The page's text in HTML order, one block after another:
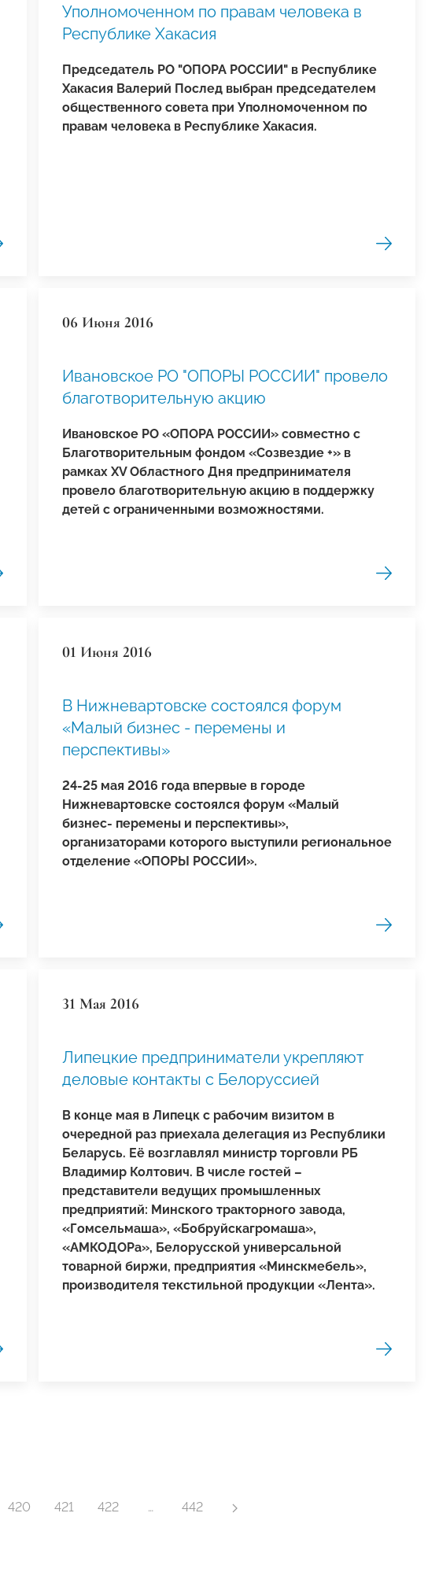
Уполномоченном по правам человека в
Республике Хакасия
Председатель РО "ОПОРА РОССИИ" в Республике
Хакасия Валерий Послед выбран председателем
общественного совета при Уполномоченном по
правам человека в Республике Хакасия.
06 Июня 2016
Ивановское РО "ОПОРЫ РОССИИ" провело
благотворительную акцию
Ивановское РО «ОПОРА РОССИИ» совместно с
Благотворительным фондом «Созвездие +» в
рамках XV Областного Дня предпринимателя
провело благотворительную акцию в поддержку
детей с ограниченными возможностями.
01 Июня 2016
В Нижневартовске состоялся форум
«Малый бизнес - перемены и
перспективы»
24-25 мая 2016 года впервые в городе
Нижневартовске состоялся форум «Малый
бизнес- перемены и перспективы»,
организаторами которого выступили региональное
отделение «ОПОРЫ РОССИИ».
31 Мая 2016
Липецкие предприниматели укрепляют
деловые контакты с Белоруссией
В конце мая в Липецк с рабочим визитом в
очередной раз приехала делегация из Республики
Беларусь. Её возглавлял министр торговли РБ
Владимир Колтович. В числе гостей –
представители ведущих промышленных
предприятий: Минского тракторного завода,
«Гомсельмаша», «Боб­руйск­агромаша»,
«АМКОДОРа», Белорусской универсальной
товарной биржи, предприятия «Минскмебель»,
производителя текстильной продукции «Лента».
420 421 422 … 442